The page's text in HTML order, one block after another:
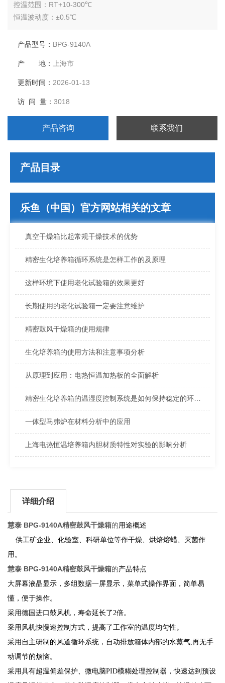
控温范围：RT+10-300℃
恒温波动度：±0.5℃
输出功率：1550W
外形尺寸：640*710*905
公称容积：136L
定时范围：1-9999分钟
产品型号： BPG-9140A
产 地：上海市
更新时间：2026-01-13
访 问 量：3018
产品咨询 联系我们
产品目录
乐鱼（中国）官方网站相关的文章
真空干燥箱比起常规干燥技术的优势
精密生化培养箱循环系统是怎样工作的及原理
这样环境下使用老化试验箱的效果更好
长期使用的老化试验箱一定要注意维护
精密鼓风干燥箱的使用规律
生化培养箱的使用方法和注意事项分析
从原理到应用：电热恒温加热板的全面解析
精密生化培养箱的温湿度控制系统是如何保持稳定的环境条件的？
一体型马弗炉在材料分析中的应用
上海电热恒温培养箱内胆材质特性对实验的影响分析
详细介绍
慧泰 BPG-9140A精密鼓风干燥箱的 用途概述
供工矿企业、化验室、科研单位等作干燥、烘焙熔蜡、灭菌作
用。
慧泰 BPG-9140A精密鼓风干燥箱的产品特点
大屏幕液晶显示，多组数据一屏显示，菜单式操作界面，简单易
懂，便于操作。
采用德国进口鼓风机，寿命延长了 2倍。
采用风机快慢速控制方式，提高了工作室的温度均匀性。
采用自主研制的风道循环系统，自动排放箱体内部的水蒸气 ,再无手
动调节的烦恼。
采用具有超温偏差保护、微电脑PID模糊处理控制器，快速达到预设